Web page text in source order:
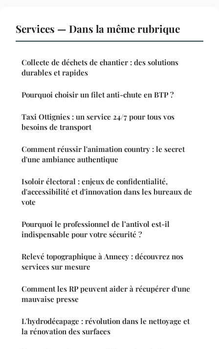
Services — Dans la même rubrique
Collecte de déchets de chantier : des solutions
durables et rapides
Pourquoi choisir un filet anti-chute en BTP ?
Taxi Ottignies : un service 24/7 pour tous vos
besoins de transport
Comment réussir l'animation country : le secret
d'une ambiance authentique
Isoloir électoral : enjeux de confidentialité,
d'accessibilité et d'innovation dans les bureaux de
vote
Pourquoi le professionnel de l’antivol est-il
indispensable pour votre sécurité ?
Relevé topographique à Annecy : découvrez nos
services sur mesure
Comment les RP peuvent aider à récupérer d'une
mauvaise presse
L'hydrodécapage : révolution dans le nettoyage et
la rénovation des surfaces